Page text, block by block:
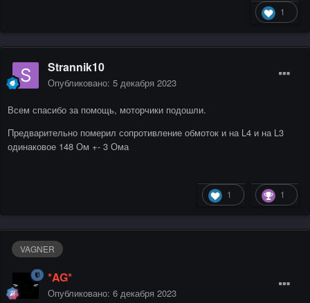
1
Strannik10
Опубликовано: 5 декабря 2023
Всем спасибо за помощь, моторчики подошли.
Предварительно померил сопротивление обмоток и на L4 и на L3
одинаковое 148 Ом +- 3 Ома
1 1
VAGNER
*AG*
Опубликовано: 6 декабря 2023